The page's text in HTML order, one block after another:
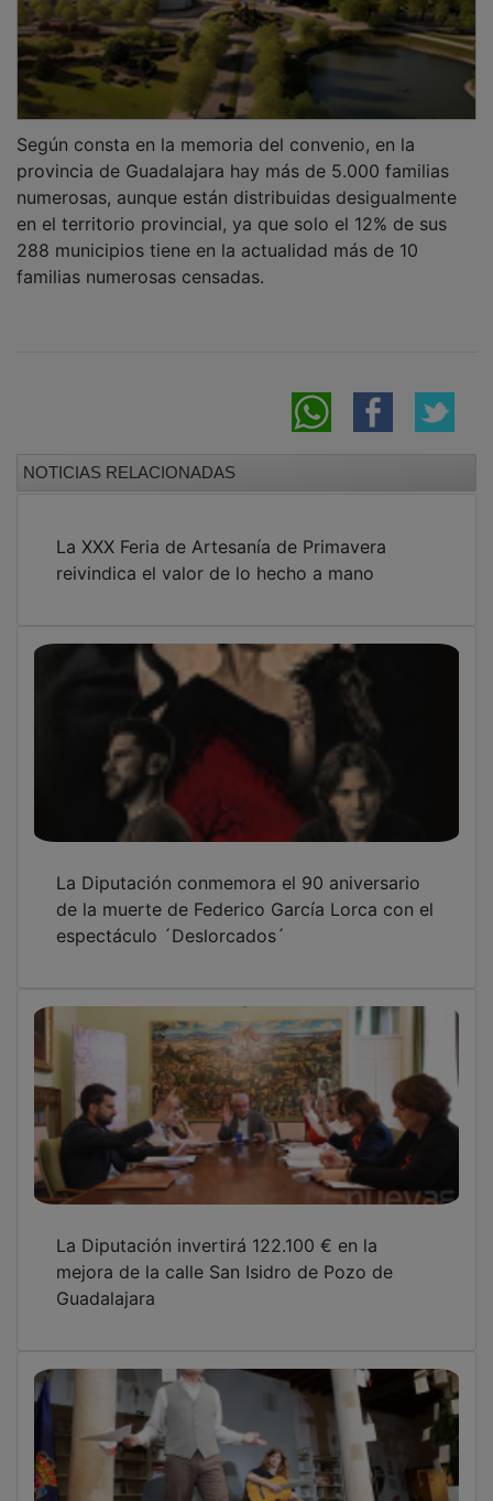
provincia de Guadalajara hay más de 5.000 familias
numerosas, aunque están distribuidas desigualmente
en el territorio provincial, ya que solo el 12% de sus
288 municipios tiene en la actualidad más de 10
familias numerosas censadas.
reivindica el valor de lo hecho a mano
de la muerte de Federico García Lorca con el
espectáculo ´Deslorcados´
mejora de la calle San Isidro de Pozo de
Guadalajara